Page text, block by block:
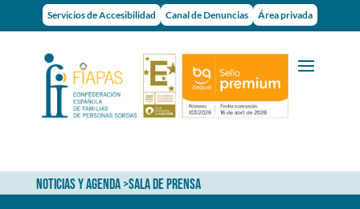
Servicios de Accesibilidad Canal de Denuncias Área privada
NOTICIAS Y AGENDA>SALA DE PRENSA